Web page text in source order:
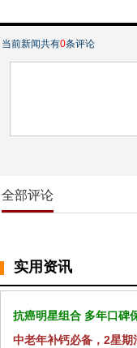
当前新闻共有0条评论
全部评论
实用资讯
抗癌明星组合 多年口碑
中老年补钙必备，2星